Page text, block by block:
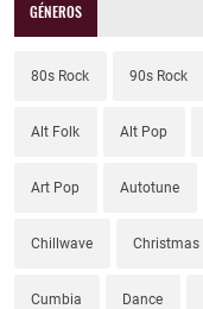
GÉNEROS
80s Rock 90s Rock
Alt Folk Alt Pop
Art Pop Autotune
Chillwave Christmas
Cumbia Dance